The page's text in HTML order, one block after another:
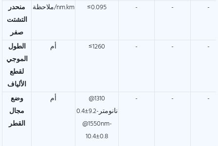
منحدر
التشتت
صفر
ملاحظة/nm.km ≤0.095 - - -
الطول
الموجي
لقطع
الألياف
أم ≤1260 - - -
وضع
مجال
القطر
أم
@1310
نانومتر-9.2±0.4
@1550nm-
10.4±0.8
- - -